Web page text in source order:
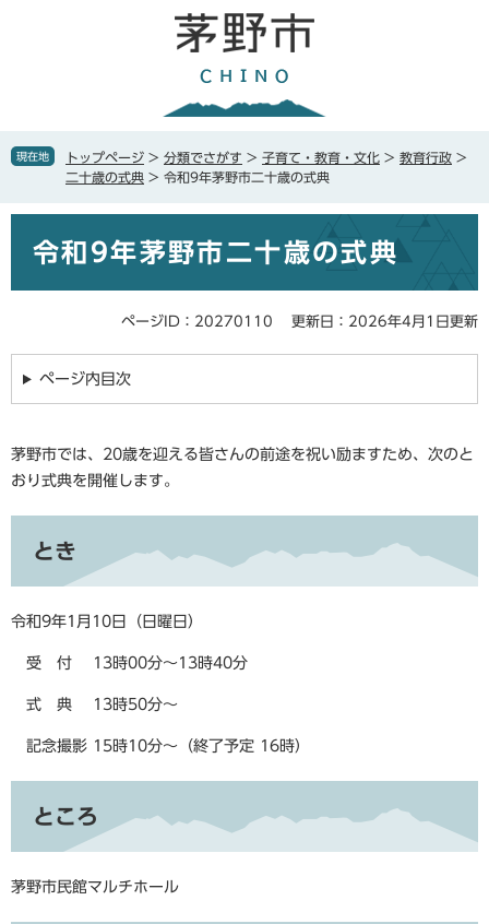
で
ば
本
現在地 トップページ > 分類でさがす > 子育て・教育・文化 > 教育行政 >
二十歳の式典 > 令和9年茅野市二十歳の式典
令和9年茅野市二十歳の式典
ページID：20270110 更新日：2026年4月1日更新
ページ内目次
茅野市では、20歳を迎える皆さんの前途を祝い励ますため、次のと
おり式典を開催します。
とき
令和9年1月10日（日曜日）
受 付 13時00分～13時40分
式 典 13時50分～
記念撮影 15時10分～（終了予定 16時）
ところ
茅野市民館マルチホール